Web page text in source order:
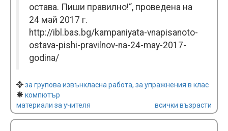
остава. Пиши правилно!“, проведена на
24 май 2017 г.
http://ibl.bas.bg/kampaniyata-vnapisanoto-
ostava-pishi-pravilnov-na-24-may-2017-
godina/
за групова извънкласна работа, за упражнения в клас
компютър
материали за учителя
всички възрасти